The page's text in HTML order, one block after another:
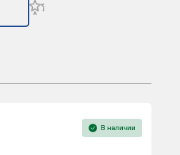
В наличии